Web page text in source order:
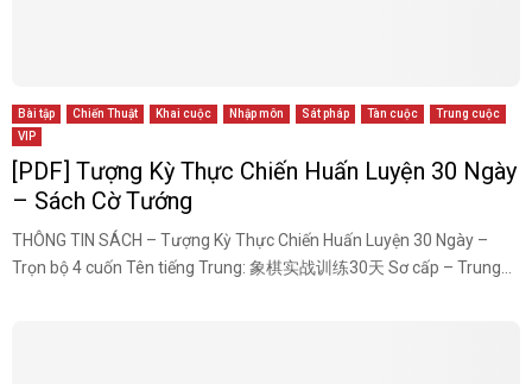
Bài tập Chiến Thuật Khai cuộc Nhập môn Sát pháp Tàn cuộc
Trung cuộc
VIP
[PDF] Tượng Kỳ Thực Chiến Huấn Luyện 30 Ngày
– Sách Cờ Tướng
THÔNG TIN SÁCH – Tượng Kỳ Thực Chiến Huấn Luyện 30 Ngày –
Trọn bộ 4 cuốn Tên tiếng Trung: 象棋实战训练30天 Sơ cấp – Trung...